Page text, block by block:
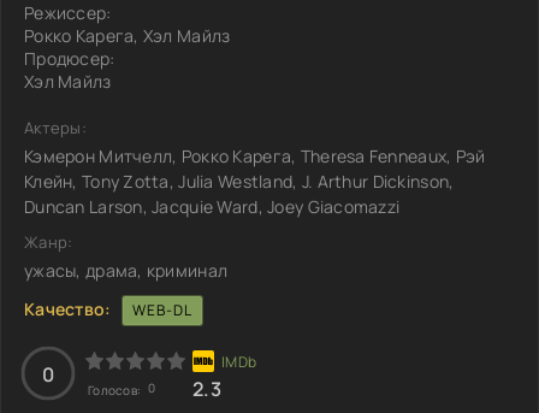
Режиссер:
Рокко Карега, Хэл Майлз
Продюсер:
Хэл Майлз
Актеры:
Кэмерон Митчелл, Рокко Карега, Theresa Fenneaux, Рэй
Клейн, Tony Zotta, Julia Westland, J. Arthur Dickinson,
Duncan Larson, Jacquie Ward, Joey Giacomazzi
Жанр:
ужасы, драма, криминал
Качество:
WEB-DL
0
Голосов: 0 2.3